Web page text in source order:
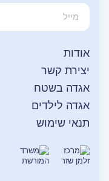
אודות
יצירת קשר
אגדה בשטח
תנאי שימוש
אגדה לילדים